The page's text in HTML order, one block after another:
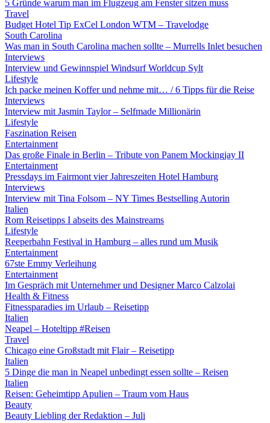
5 Gründe warum man im Flugzeug am Fenster sitzen muss
Travel
Budget Hotel Tip ExCel London WTM – Travelodge
South Carolina
Was man in South Carolina machen sollte – Murrells Inlet besuchen
Interviews
Interview und Gewinnspiel Windsurf Worldcup Sylt
Lifestyle
Ich packe meinen Koffer und nehme mit… / 6 Tipps für die Reise
Interviews
Interview mit Jasmin Taylor – Selfmade Millionärin
Lifestyle
Faszination Reisen
Entertainment
Das große Finale in Berlin – Tribute von Panem Mockingjay II
Entertainment
Pressdays im Fairmont vier Jahreszeiten Hotel Hamburg
Interviews
Interview mit Tina Folsom – NY Times Bestselling Autorin
Italien
Rom Reisetipps I abseits des Mainstreams
Lifestyle
Reeperbahn Festival in Hamburg – alles rund um Musik
Entertainment
67ste Emmy Verleihung
Entertainment
Im Gespräch mit Unternehmer und Designer Marco Calzolai
Health & Fitness
Fitnessparadies im Urlaub – Reisetipp
Italien
Neapel – Hoteltipp #Reisen
Travel
Chicago eine Großstadt mit Flair – Reisetipp
Italien
5 Dinge die man in Neapel unbedingt essen sollte – Reisen
Italien
Reisen: Geheimtipp Apulien – Traum vom Haus
Beauty
Beauty Liebling der Redaktion – Juli